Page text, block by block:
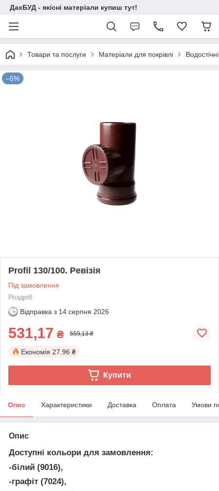
ДахБУД - якісні матеріали купиш тут!
Товари та послуги Матеріали для покрівлі
–5%
Profil 130/100. Ревізія
Під замовлення
Роздріб
Відправка з 14 серпня 2026
531,17 ₴ 559,13 ₴
Економія 27.96 ₴
Купити
Опис Характеристики Доставка Оплата Умови
Опис
Доступні кольори для замовлення:
-білий (9016),
-графіт (7024),